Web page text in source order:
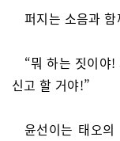
퍼지는 소음과
“뭐 하는 짓이야
신고 할 거야!”
윤선이는 태오